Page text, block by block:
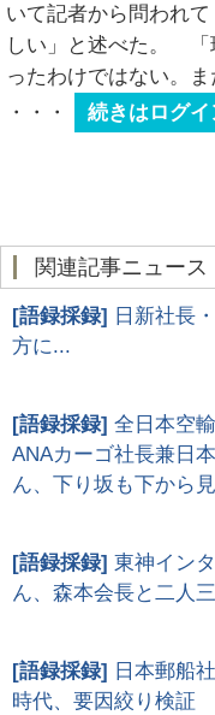
いて記者から問われ
しい」と述べた。 「
ったわけではない。
・・・
続きはログ
関連記事ニュース
[語録採録]
日新社長
方に...
[語録採録] 全日本空
ANAカーゴ社長兼日
ん、下り坂も下から
[語録採録] 東神イン
ん、森本会長と二人
[語録採録]
日本郵船
時代、要因絞り検証